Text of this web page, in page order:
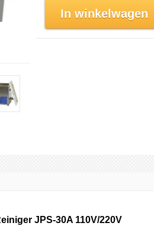
In winkelwagen
JPS-30A 110V/220V